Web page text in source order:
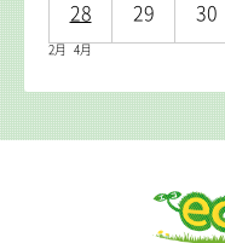
28 29 30
2月 4月